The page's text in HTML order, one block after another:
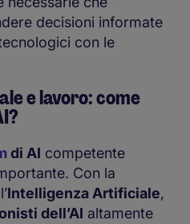
decisioni informate
con le
e lavoro: come
di AI competente
Con la
Intelligenza Artificiale,
dell’AI altamente